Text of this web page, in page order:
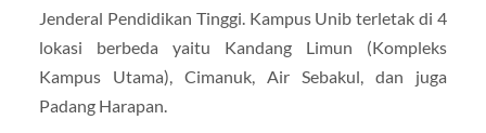
Jenderal Pendidikan Tinggi. Kampus Unib terletak di 4
lokasi berbeda yaitu Kandang Limun (Kompleks
Kampus Utama), Cimanuk, Air Sebakul, dan juga
Padang Harapan.